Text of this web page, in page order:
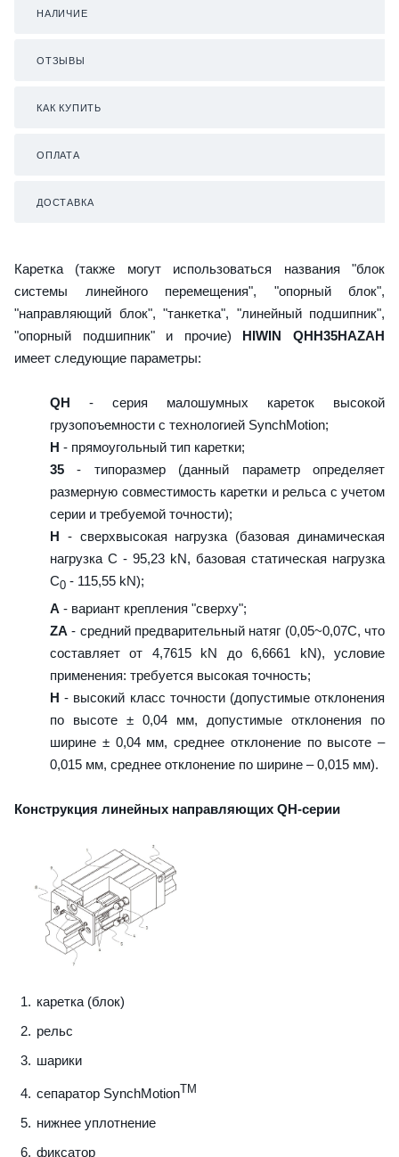
НАЛИЧИЕ
ОТЗЫВЫ
КАК КУПИТЬ
ОПЛАТА
ДОСТАВКА
Каретка (также могут использоваться названия "блок
системы линейного перемещения", "опорный блок",
"направляющий блок", "танкетка", "линейный подшипник",
"опорный подшипник" и прочие) HIWIN QHH35HAZAH
имеет следующие параметры:
QH - серия малошумных кареток высокой
грузопоъемности с технологией SynchMotion;
H - прямоугольный тип каретки;
35 - типоразмер (данный параметр определяет
размерную совместимость каретки и рельса с учетом
серии и требуемой точности);
H - сверхвысокая нагрузка (базовая динамическая
нагрузка C - 95,23 kN, базовая статическая нагрузка
С0 - 115,55 kN);
A - вариант крепления "сверху";
ZA - средний предварительный натяг (0,05~0,07C, что
составляет от 4,7615 kN до 6,6661 kN), условие
применения: требуется высокая точность;
H - высокий класс точности (допустимые отклонения
по высоте ± 0,04 мм, допустимые отклонения по
ширине ± 0,04 мм, среднее отклонение по высоте –
0,015 мм, среднее отклонение по ширине – 0,015 мм).
Конструкция линейных направляющих QН-серии
каретка (блок)
рельс
шарики
сепаратор SynchMotionTM
нижнее уплотнение
фиксатор